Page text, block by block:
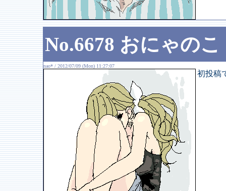
No.6678 おにゃのこ
nao* / 2012/07/09 (Mon) 11:27:07
初投稿